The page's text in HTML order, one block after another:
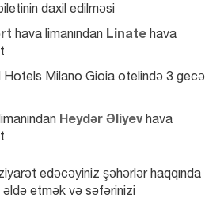
daxil edilməsi.
hava limanından Linate hava
Hotels Milano Gioia otelində 3 gecə
Heydər Əliyev hava
edəcəyiniz şəhərlər haqqında
əldə etmək və səfərinizi